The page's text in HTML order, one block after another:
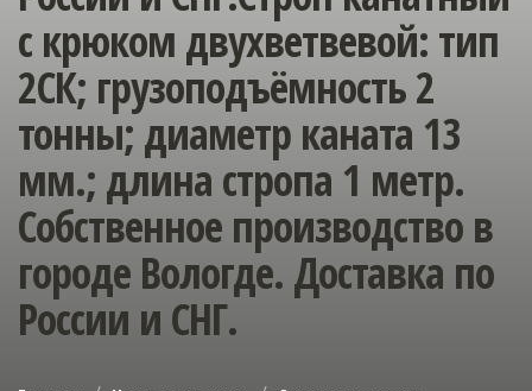
с крюком двухветвевой: тип
2СК; грузоподъёмность 2
тонны; диаметр каната 13
мм.; длина стропа 1 метр.
Собственное производство в
городе Вологде. Доставка по
России и СНГ.